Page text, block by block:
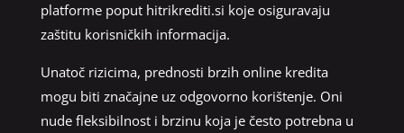
platforme poput hitrikrediti.si koje osiguravaju
zaštitu korisničkih informacija.
Unatoč rizicima, prednosti brzih online kredita
mogu biti značajne uz odgovorno korištenje. Oni
nude fleksibilnost i brzinu koja je često potrebna u